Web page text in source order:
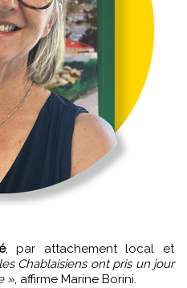
, par attachement local et
Chablaisiens ont pris un jour
», affirme Marine Borini.